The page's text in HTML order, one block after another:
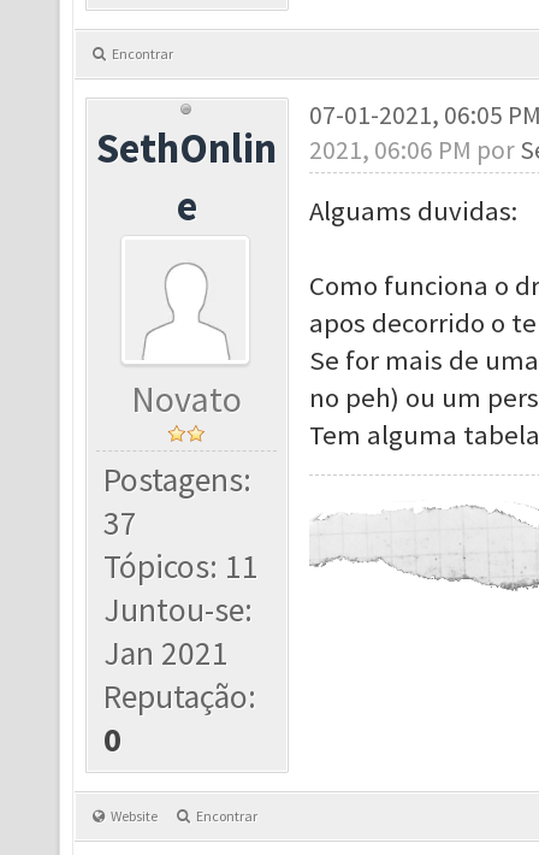
Encontrar
SethOnlin
e
Novato
Postagens:
37
Tópicos: 11
Juntou-se:
Jan 2021
Reputação:
0
07-01-2021, 06:05
2021, 06:06 PM por
Alguams duvidas:
Como funciona o
apos decorrido o
Se for mais de
no peh) ou um
Tem alguma
Website Encontrar